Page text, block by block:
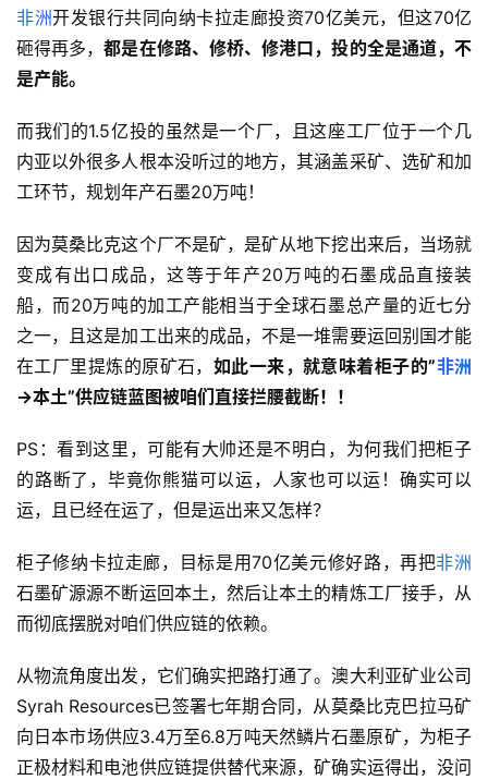
非洲开发银行共同向纳卡拉走廊投资70亿美元，但这70亿
砸得再多，都是在修路、修桥、修港口，投的全是通道，不
是产能。
而我们的1.5亿投的虽然是一个厂，且这座工厂位于一个几
内亚以外很多人根本没听过的地方，其涵盖采矿、选矿和加
工环节，规划年产石墨20万吨！
因为莫桑比克这个厂不是矿，是矿从地下挖出来后，当场就
变成有出口成品，这等于年产20万吨的石墨成品直接装
船，而20万吨的加工产能相当于全球石墨总产量的近七分
之一，且这是加工出来的成品，不是一堆需要运回别国才能
在工厂里提炼的原矿石， 如此一来，就意味着柜子的”非洲
→本土”供应链蓝图被咱们直接拦腰截断！！
PS：看到这里，可能有大帅还是不明白，为何我们把柜子
的路断了，毕竟你熊猫可以运，人家也可以运！确实可以
运，且已经在运了，但是运出来又怎样？
柜子修纳卡拉走廊，目标是用70亿美元修好路，再把非洲
石墨矿源源不断运回本土，然后让本土的精炼工厂接手，从
而彻底摆脱对咱们供应链的依赖。
从物流角度出发，它们确实把路打通了。澳大利亚矿业公司
Syrah Resources已签署七年期合同，从莫桑比克巴拉马矿
向日本市场供应3.4万至6.8万吨天然鳞片石墨原矿，为柜子
正极材料和电池供应链提供替代来源，矿确实运得出，没问